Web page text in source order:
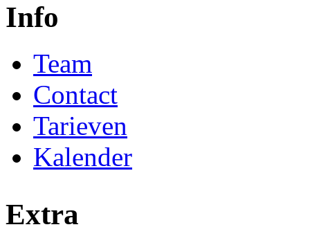
Info
Team
Contact
Tarieven
Kalender
Extra